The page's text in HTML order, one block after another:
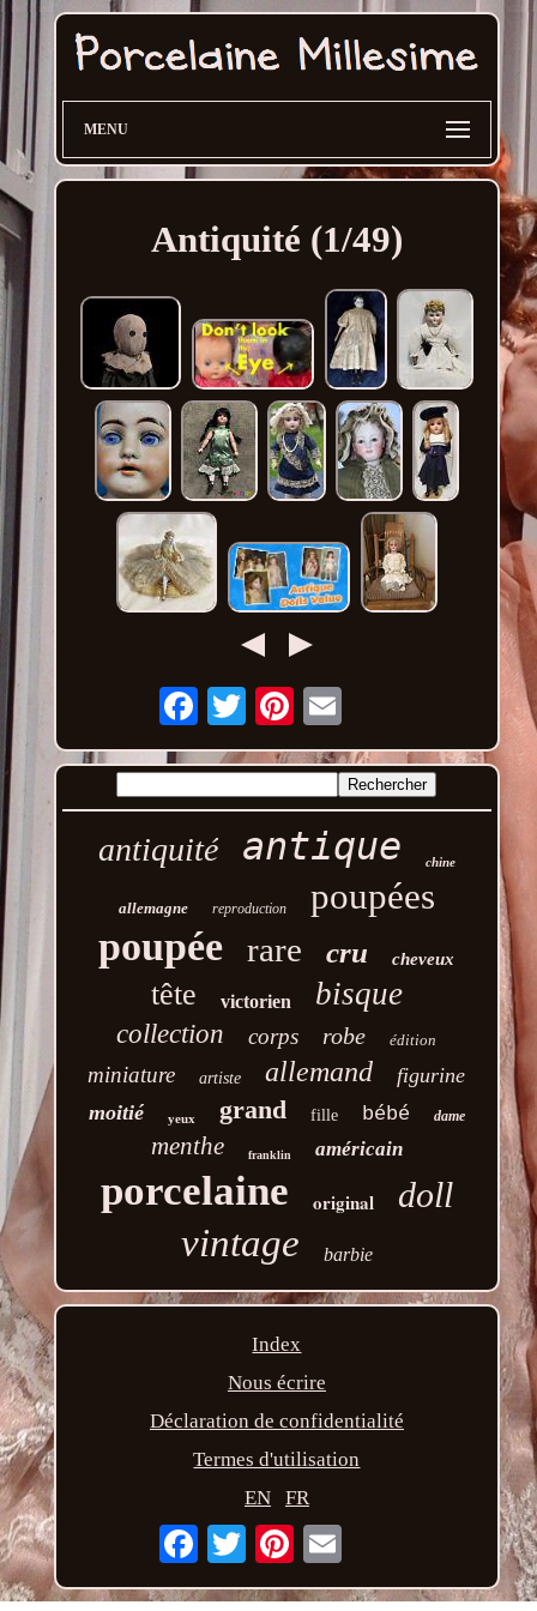
MENU
Antiquité (1/49)
Email
antiquité antique chine
allemagne reproduction poupées
poupée rare cru cheveux
tête victorien bisque
collection corps robe édition
miniature artiste allemand
figurine
moitié
yeux grand fille bébé dame
menthe franklin américain
porcelaine original doll
vintage barbie
Index
Nous écrire
Déclaration de confidentialité
Termes d'utilisation
EN
FR